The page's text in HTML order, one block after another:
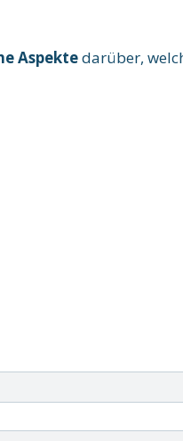
Aspektedarüber,